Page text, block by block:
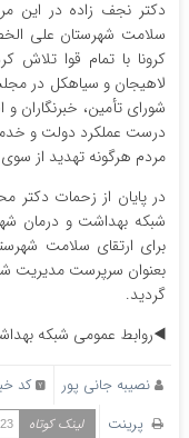
دکتر نجف زاده در این
سلامت شهرستان علی
کرونا با تمام قوا تلاش
لاهیجان و سیاهکل در
شورای تأمین، خبرنگاران
درست عملکرد دولت و
مردم هرگونه تهدید از
در پایان از زحمات
شبکه بهداشت و درمان
برای ارتقای سلامت
بعنوان سرپرست مدیریت
گردید.
◀️روابط عمومی شبکه
نصیبه جانی پور کد خبر
پرینت
لینک کوتاه